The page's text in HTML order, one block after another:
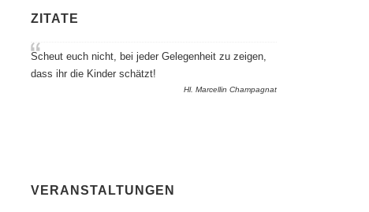
ZITATE
Scheut euch nicht, bei jeder Gelegenheit zu zeigen,
dass ihr die Kinder schätzt!
Hl. Marcellin Champagnat
VERANSTALTUNGEN